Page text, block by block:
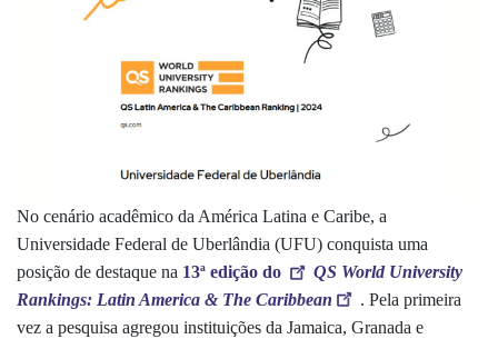
No cenário acadêmico da América Latina e Caribe, a
Universidade Federal de Uberlândia (UFU) conquista uma
posição de destaque na 13ª edição do
QS World University
Rankings: Latin America & The Caribbean
. Pela primeira
vez a pesquisa agregou instituições da Jamaica, Granada e